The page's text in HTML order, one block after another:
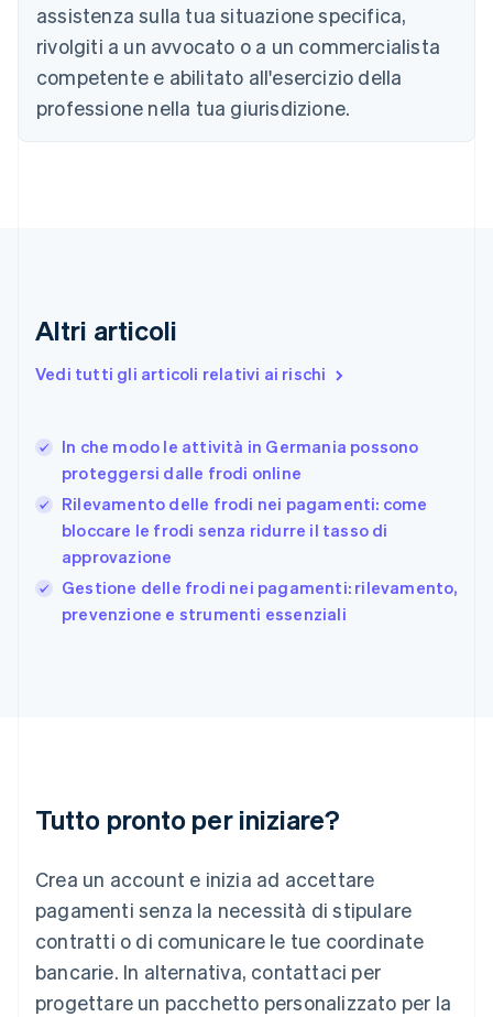
assistenza sulla tua situazione specifica,
rivolgiti a un avvocato o a un commercialista
competente e abilitato all'esercizio della
professione nella tua giurisdizione.
Altri articoli
Vedi tutti gli articoli relativi ai rischi
In che modo le attività in Germania possono
proteggersi dalle frodi online
Rilevamento delle frodi nei pagamenti: come
bloccare le frodi senza ridurre il tasso di
approvazione
Gestione delle frodi nei pagamenti: rilevamento,
prevenzione e strumenti essenziali
Tutto pronto per iniziare?
Crea un account e inizia ad accettare
pagamenti senza la necessità di stipulare
contratti o di comunicare le tue coordinate
bancarie. In alternativa, contattaci per
progettare un pacchetto personalizzato per la
English Français
Cina continentale
Cipro
English
EnglishSvenska
FrançaisEnglish
Giappone
日本語English
English
Grecia
English
India
Irlanda
English
FrançaisDeutschEnglish
English简体中文
Malta
English
Messico
Español English